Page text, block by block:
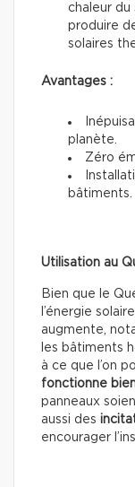
chaleur du
produire
solaires
Avantages :
planète.
Zéro
bâtiments.
Utilisation au
Bien que le
l’énergie
augmente,
les bâtiments
à ce que l’on
fonctionne
panneaux
aussi des
encourager